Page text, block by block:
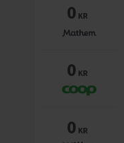
0 KR
0 KR
0 KR